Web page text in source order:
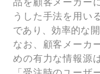
うした手法を用い
であり、効率的な
なお、顧客メーカ
めの有力な情報源